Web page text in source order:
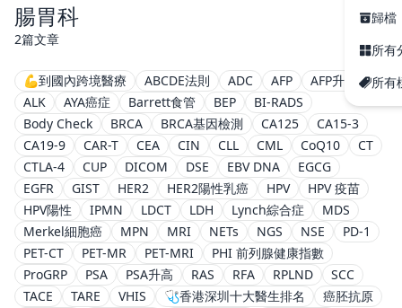
歸檔
所有
所有
腸胃科
2篇文章
💪到國內跨境醫療 ABCDE法則 ADC AFP
AFP升高
ALK
AYA癌症 Barrett食管 BEP
BI-RADS
Body Check
BRCA BRCA基因檢測 CA125
CA15-3
CA19-9
CAR-T CEA CIN CLL CML CoQ10
CT
CTLA-4
CUP DICOM DSE EBV DNA
EGCG
EGFR
GIST HER2 HER2陽性乳癌 HPV
HPV 疫苗
HPV陽性
IPMN LDCT LDH Lynch綜合症
MDS
Merkel細胞癌
MPN MRI NETs NGS NSE
PD-1
PET-CT
PET-MR PET-MRI
PHI 前列腺健康指數
ProGRP
PSA PSA升高 RAS RFA RPLND
SCC
TACE
TARE VHIS 🩺香港深圳十大醫生排名
癌胚抗原